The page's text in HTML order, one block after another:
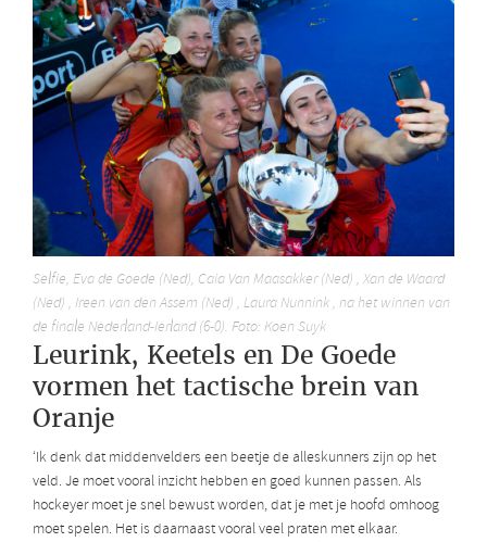
Selfie, Eva de Goede (Ned), Caia Van Maasakker (Ned) , Xan de Waard
(Ned) , Ireen van den Assem (Ned) , Laura Nunnink , na het winnen van
de finale Nederland-Ierland (6-0). Foto: Koen Suyk
Leurink, Keetels en De Goede
vormen het tactische brein van
Oranje
‘Ik denk dat middenvelders een beetje de alleskunners zijn op het
veld. Je moet vooral inzicht hebben en goed kunnen passen. Als
hockeyer moet je snel bewust worden, dat je met je hoofd omhoog
moet spelen. Het is daarnaast vooral veel praten met elkaar.